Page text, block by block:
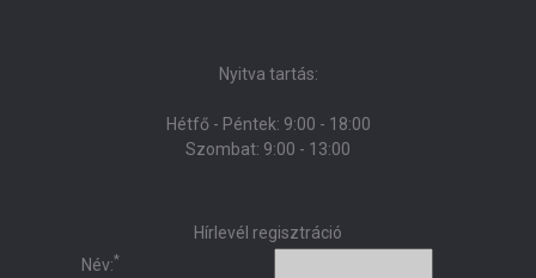
Nyitva tartás:
Hétfő - Péntek: 9:00 - 18:00
Szombat: 9:00 - 13:00
Hírlevél regisztráció
Név:*